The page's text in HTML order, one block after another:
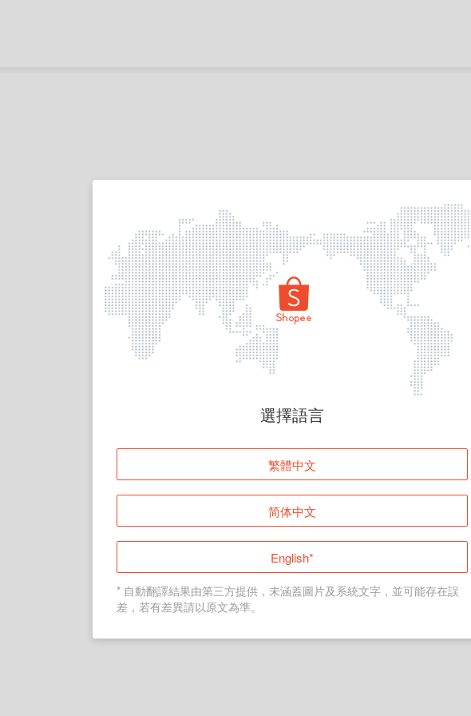
頁面無法顯示
登入
返回首頁
選擇語言
繁體中文
简体中文
English*
* 自動翻譯結果由第三方提供，未涵蓋圖片及系統文字，並可能存在誤
差，若有差異請以原文為準。